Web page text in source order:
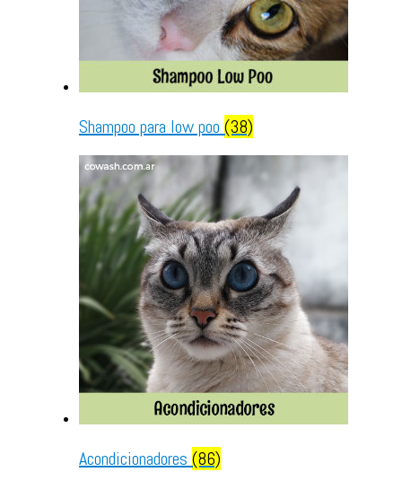
Shampoo para low poo (38)
Acondicionadores (86)